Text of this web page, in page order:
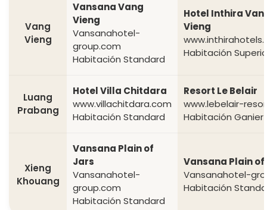
Vang
Vieng
Vansana Vang
Vieng
Vansanahotel-
group.com
Habitación Standard
Hotel Inthira
Vieng
Habitación
Luang
Prabang
Hotel Villa Chitdara
www.villachitdara.com
Habitación Standard
Resort Le Belair
www.lebelair-
Habitación Ganier
Xieng
Khouang
Vansana Plain of
Jars
Vansanahotel-
group.com
Habitación Standard
Vansana Plain
Vansanahotel-
Habitación